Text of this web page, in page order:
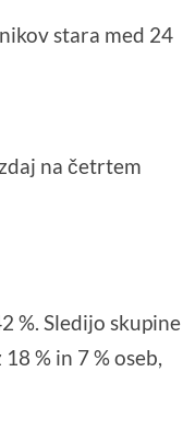
stara med 24
na četrtem
%. Sledijo skupine
% in 7 % oseb,